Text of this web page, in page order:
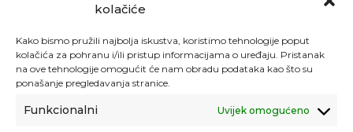
kolačiće
Kako bismo pružili najbolja iskustva, koristimo tehnologije poput
kolačića za pohranu i/ili pristup informacijama o uređaju. Pristanak
na ove tehnologije omogućit će nam obradu podataka kao što su
ponašanje pregledavanja stranice.
Funkcionalni Uvijek omogućeno